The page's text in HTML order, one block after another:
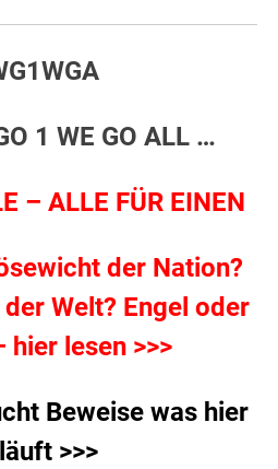
1 WE GO ALL …
– ALLE FÜR EINEN
der Nation?
Welt? Engel oder
hier lesen >>>
Beweise was hier
>>>